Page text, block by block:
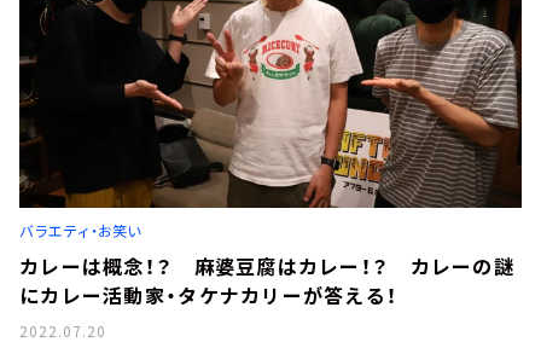
バラエティ・お笑い
カレーは概念！？ 麻婆豆腐はカレー！？ カレーの謎
にカレー活動家・タケナカリーが答える！
2022.07.20